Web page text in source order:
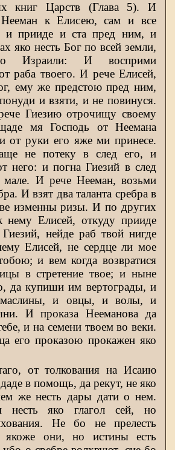
книг Царств (Глава 5). И
Нееман к Елисею, сам и все
и прииде и ста пред ним, и
яко несть Бог по всей земли,
Израили: И восприми
раба твоего. И рече Елисей,
ему же предстою пред ним,
и взяти, и не повинуся.
Гиезию отрочищу своему
мя Господь от Неемана
от руки его яже ми принесе.
не потеку в след его, и
него: и погна Гиезий в след
И рече Нееман, возьми
И взят два таланта сребра в
изменны ризы. И по других
Елисей, откуду прииде
нейде раб твой нигде
Елисей, не сердце ли мое
и вем когда возвратися
в стретение твое; и ныне
да купиши им вертограды, и
и овцы, и волы, и
И проказа Нееманова да
и на семени твоем во веки.
его проказою прокажен яко
от толкования на Исаию
в помощь, да рекут, не яко
же несть дары дати о нем.
несть яко глагол сей, но
Не бо не прелесть
якоже они, но истины есть